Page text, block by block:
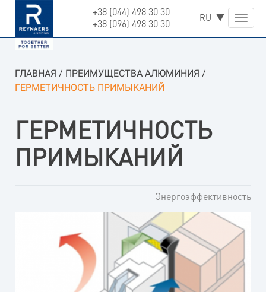
Toggle
content
+38 (044) 498 30 30
+38 (096) 498 30 30
ГЛАВНАЯ / ПРЕИМУЩЕСТВА АЛЮМИНИЯ /
ГЕРМЕТИЧНОСТЬ ПРИМЫКАНИЙ
ГЕРМЕТИЧНОСТЬ
ПРИМЫКАНИЙ
Энергоэффективность